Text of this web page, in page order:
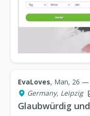
EvaLoves, Man, 26 —
Germany, Leipzig
Glaubwürdig